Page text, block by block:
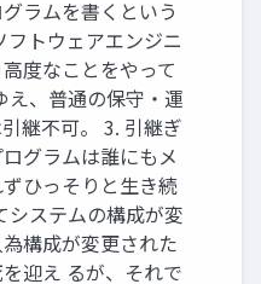
ラムを書くという
フトウェアエンジニ
度なことをやって
え、普通の保守・運
継不可。 3. 引継ぎ
グラムは誰にもメ
ひっそりと生き続
システムの構成が変
構成が変更された
迎え るが、それで